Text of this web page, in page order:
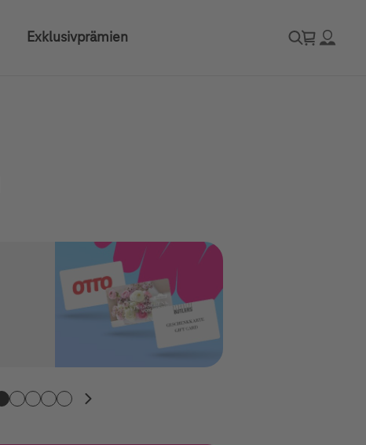
Exklusivprämien
1. Kategorie
2. Kategorie
3. Kategorie
4. Kategorie
5. Kategorie